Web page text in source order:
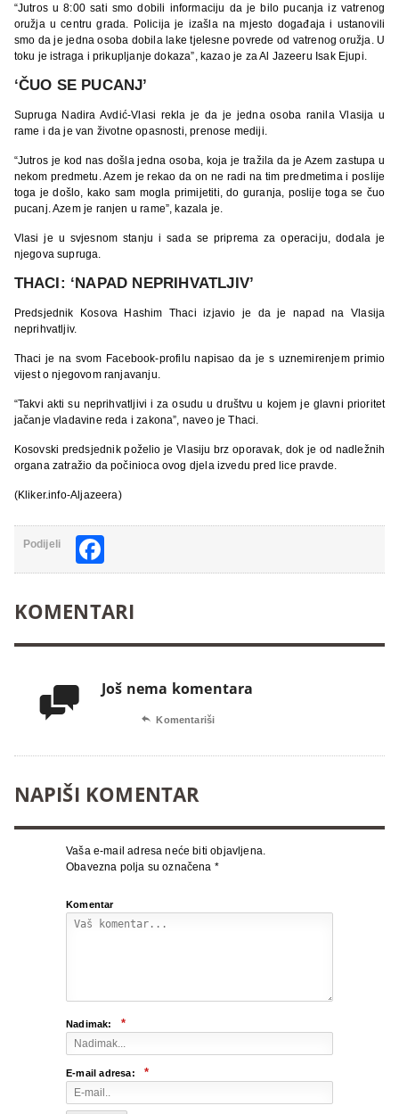
“Jutros u 8:00 sati smo dobili informaciju da je bilo pucanja iz vatrenog
oružja u centru grada. Policija je izašla na mjesto događaja i ustanovili
smo da je jedna osoba dobila lake tjelesne povrede od vatrenog oružja. U
toku je istraga i prikupljanje dokaza”, kazao je za Al Jazeeru Isak Ejupi.
‘ČUO SE PUCANJ’
Supruga Nadira Avdić-Vlasi rekla je da je jedna osoba ranila Vlasija u
rame i da je van životne opasnosti, prenose mediji.
“Jutros je kod nas došla jedna osoba, koja je tražila da je Azem zastupa u
nekom predmetu. Azem je rekao da on ne radi na tim predmetima i poslije
toga je došlo, kako sam mogla primijetiti, do guranja, poslije toga se čuo
pucanj. Azem je ranjen u rame”, kazala je.
Vlasi je u svjesnom stanju i sada se priprema za operaciju, dodala je
njegova supruga.
THACI: ‘NAPAD NEPRIHVATLJIV’
Predsjednik Kosova Hashim Thaci izjavio je da je napad na Vlasija
neprihvatljiv.
Thaci je na svom Facebook-profilu napisao da je s uznemirenjem primio
vijest o njegovom ranjavanju.
“Takvi akti su neprihvatljivi i za osudu u društvu u kojem je glavni prioritet
jačanje vladavine reda i zakona”, naveo je Thaci.
Kosovski predsjednik poželio je Vlasiju brz oporavak, dok je od nadležnih
organa zatražio da počinioca ovog djela izvedu pred lice pravde.
(Kliker.info-Aljazeera)
Podijeli
KOMENTARI
 Još nema komentara
 Komentariši
NAPIŠI KOMENTAR
Vaša e-mail adresa neće biti objavljena.
Obavezna polja su označena *
Komentar
Nadimak: *
E-mail adresa: *